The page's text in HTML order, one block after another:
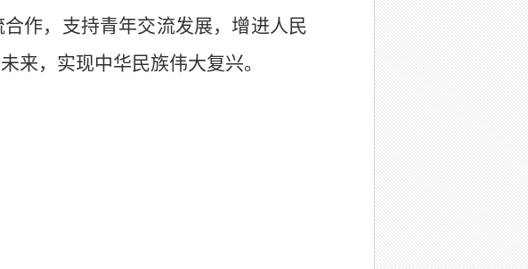
作，支持青年交流发展，增进人民
来，实现中华民族伟大复兴。